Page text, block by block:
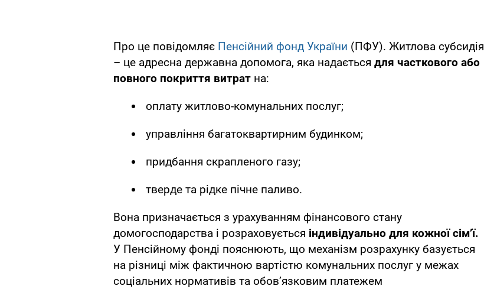
Про це повідомляє Пенсійний фонд України (ПФУ). Житлова субсидія
– це адресна державна допомога, яка надається для часткового або
повного покриття витрат на:
оплату житлово-комунальних послуг;
управління багатоквартирним будинком;
придбання скрапленого газу;
тверде та рідке пічне паливо.
Вона призначається з урахуванням фінансового стану
домогосподарства і розраховується індивідуально для кожної сім’ї.
У Пенсійному фонді пояснюють, що механізм розрахунку базується
на різниці між фактичною вартістю комунальних послуг у межах
соціальних нормативів та обов’язковим платежем